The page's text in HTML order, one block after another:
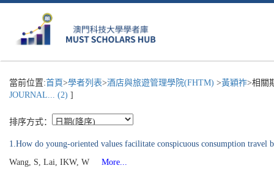
當前位置:首頁>學者列表>酒店與旅遊管理學院(FHTM) >黃穎祚>相關
JOURNAL... (2) ]
排序方式：
1.How do young-oriented values facilitate conspicuous consumption travel
Wang, S, Lai, IKW, W
More...